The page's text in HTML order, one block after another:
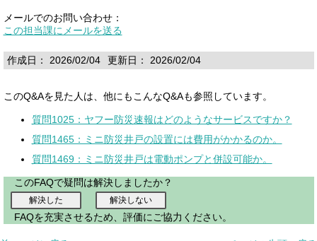
メールでのお問い合わせ：
この担当課にメールを送る
作成日： 2026/02/04 更新日： 2026/02/04
このQ&Aを見た人は、他にもこんなQ&Aも参照しています。
質問1025：ヤフー防災速報はどのようなサービスですか？
質問1465：ミニ防災井戸の設置には費用がかかるのか。
質問1469：ミニ防災井戸は電動ポンプと併設可能か。
このFAQで疑問は解決しましたか？
FAQを充実させるため、評価にご協力ください。